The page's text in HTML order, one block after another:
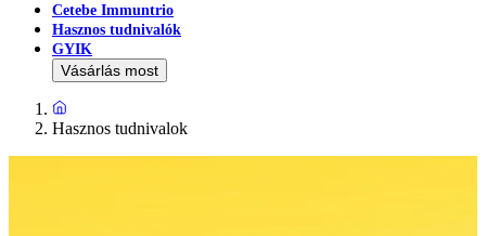
Cetebe Immuntrio
Hasznos tudnivalók
GYIK
Vásárlás most
Hasznos tudnivalok